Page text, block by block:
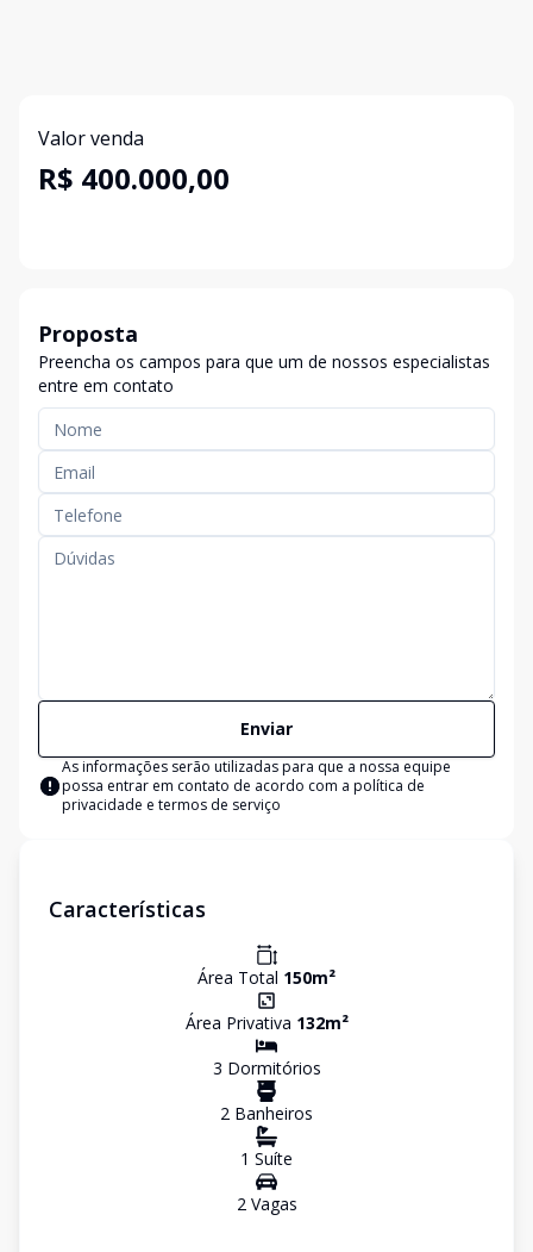
Valor venda
R$ 400.000,00
Proposta
Preencha os campos para que um de nossos especialistas
entre em contato
Enviar
As informações serão utilizadas para que a nossa equipe
possa entrar em contato de acordo com a política de
privacidade e termos de serviço
Características
Área Total 150m²
Área Privativa 132m²
3 Dormitórios
2 Banheiros
1 Suíte
2Vagas